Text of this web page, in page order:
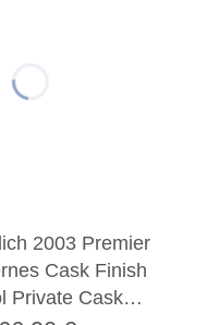
2003 Premier
Cask Finish
Private Cask…